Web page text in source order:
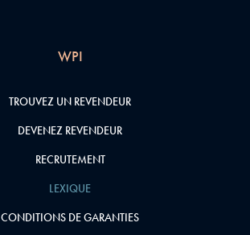
WPI
TROUVEZ UN REVENDEUR
DEVENEZ REVENDEUR
RECRUTEMENT
LEXIQUE
CONDITIONS DE GARANTIES